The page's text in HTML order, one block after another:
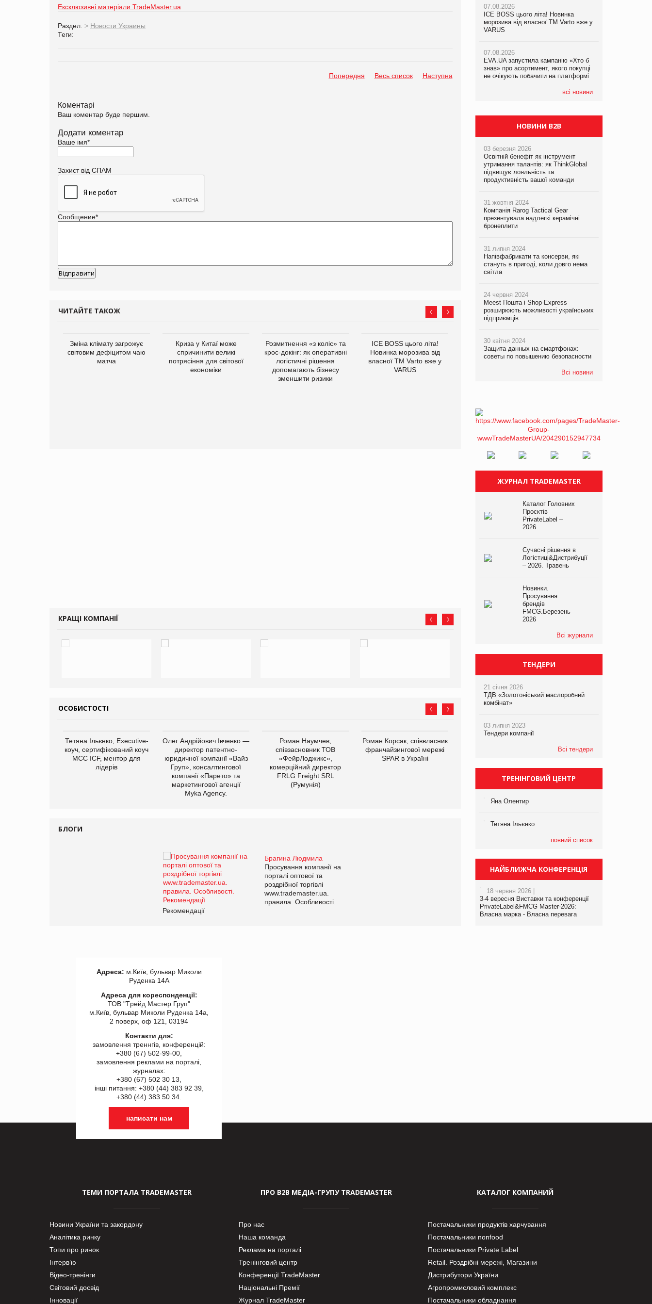
Ексклюзивні матеріали TradeMaster.ua
Раздел: > Новости Украины
Теги:
Попередня Весь список Наступна
Коментарі
Ваш коментар буде першим.
Додати коментар
Ваше імя*
Захист від СПАМ
Сообщение*
ЧИТАЙТЕ ТАКОЖ
Зміна клімату загрожує
світовим дефіцитом чаю
матча
Криза у Китаї може
спричинити великі
потрясіння для світової
економіки
Розмитнення «з коліс» та
крос-докінг: як оперативні
логістичні рішення
допомагають бізнесу
зменшити ризики
ICE BOSS цього літа!
Новинка морозива від
власної ТМ Varto вже у
VARUS
кампанію «Хто б знав» про
асортимент, якого покупці
не очікують побачити на
збиток у першому півріччі
КРАЩІ КОМПАНІЇ
ОСОБИСТОСТІ
Тетяна Ільєнко, Executive-
коуч, сертифікований коуч
МСС ICF, ментор для
лідерів
Олег Андрійович Івченко —
директор патентно-
юридичної компанії «Вайз
Груп», консалтингової
компанії «Парето» та
маркетингової агенції
Myka Agency.
Роман Наумчев,
співзасновник ТОВ
«ФейрЛоджикс»,
комерційний директор
FRLG Freight SRL
(Румунія)
Роман Корсак, співвласник
франчайзингової мережі
SPAR в Україні
виробництва
компанії «УкраМарин»
БЛОГИ
Брагина Людмила
Просування компанії на
порталі оптової та
роздрібної торгівлі
www.trademaster.ua.
правила. Особливості.
Рекомендації
Брагина Людмила
Просування компанії на
www.trademaster.ua.
правила. Особливості.
07.08.2026
ICE BOSS цього літа! Новинка
морозива від власної ТМ Varto вже у
VARUS
07.08.2026
EVA.UA запустила кампанію «Хто б
знав» про асортимент, якого покупці
не очікують побачити на платформі
всі новини
06.08.2026
Смачна новинка для хвостатих: у
VARUS з’явилися паучі Varto Paw
05.08.2026
Мережа супермаркетів VARUS купує
мережу магазинів формату
компанія налічуватиме 374 магазини
07.08.2026
Франція заборонила рекламні дзвінки
НОВИНИ B2B
03 березня 2026
Освітній бенефіт як інструмент
утримання талантів: як ThinkGlobal
підвищує лояльність та
продуктивність вашої команди
31 жовтня 2024
Компанія Rarog Tactical Gear
презентувала надлегкі керамічні
бронеплити
31 липня 2024
Напівфабрикати та консерви, які
стануть в пригоді, коли довго нема
світла
24 червня 2024
Meest Пошта і Shop-Express
розширюють можливості українських
підприємців
30 квітня 2024
Защита данных на смартфонах:
советы по повышению безопасности
Всі новини
ЖУРНАЛ TRADEMASTER
Каталог Головних
Проєктів
PrivateLabel –
2026
Сучасні рішення в
Логістиці&Дистрибуції
– 2026. Травень
Новинки.
Просування
брендів
FMCG.Березень
2026
Всі журнали
ТЕНДЕРИ
21 січня 2026
ТДВ «Золотоніський маслоробний
комбінат»
03 липня 2023
Тендери компанії
Всі тендери
ТРЕНІНГОВИЙ ЦЕНТР
Яна Олентир
Тетяна Ільєнко
повний список
НАЙБЛИЖЧА КОНФЕРЕНЦІЯ
18 червня 2026 |
3-4 вересня Виставки та конференції
PrivateLabel&FMCG Master-2026:
Власна марка - Власна перевага
Адреса: м.Київ, бульвар Миколи
Руденка 14А
Адреса для кореспонденції:
ТОВ "Tрейд Мастер Груп"
м.Київ, бульвар Миколи Руденка 14а,
2 поверх, оф 121, 03194
Контакти для:
замовлення треннгів, конференцій:
+380 (67) 502-99-00,
замовлення реклами на порталі,
журналах:
+380 (67) 502 30 13,
інші питання: +380 (44) 383 92 39,
+380 (44) 383 50 34.
написати нам
ТЕМИ ПОРТАЛА TRADEMASTER
Новини України та закордону
Аналітика ринку
Топи про ринок
Інтерв’ю
Відео-тренінги
Світовий досвід
Інновації
ПРО В2В МЕДІА-ГРУПУ TRADEMASTER
Про нас
Наша команда
Реклама на порталі
Тренінговий центр
Конференції TradeMaster
Національні Премії
Журнал TradeMaster
КАТАЛОГ КОМПАНИЙ
Постачальники продуктів харчування
Постачальники nonfood
Постачальники Private Label
Retail. Роздрібні мережі, Магазини
Дистрибутори України
Агропромисловий комплекс
Постачальники обладнання